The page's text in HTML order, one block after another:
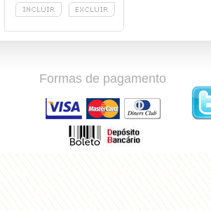
Formas de pagamento